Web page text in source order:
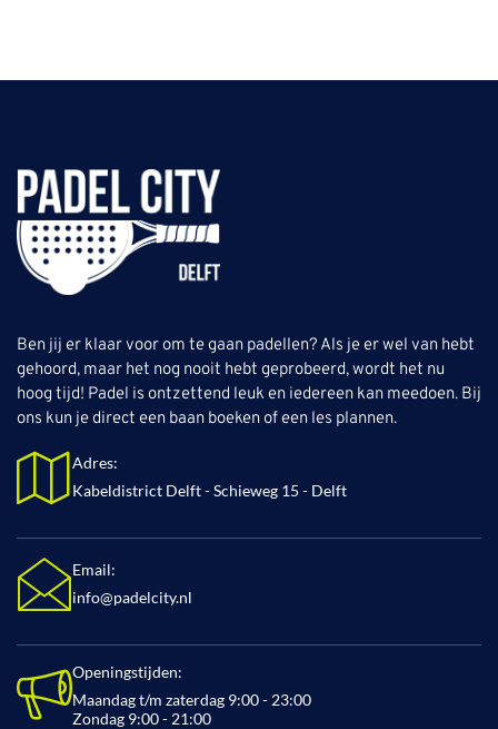
Ben jij er klaar voor om te gaan padellen? Als je er wel van hebt
gehoord, maar het nog nooit hebt geprobeerd, wordt het nu
hoog tijd! Padel is ontzettend leuk en iedereen kan meedoen. Bij
ons kun je direct een baan boeken of een les plannen.
Adres:
Kabeldistrict Delft - Schieweg 15 - Delft
Email:
info@padelcity.nl
Openingstijden:
Maandag t/m zaterdag 9:00 - 23:00
Zondag 9:00 - 21:00